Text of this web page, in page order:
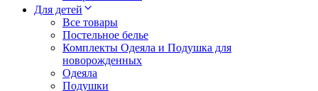
Для детей
Все товары
Постельное белье
Комплекты Одеяла и Подушка для
новорожденных
Одеяла
Подушки